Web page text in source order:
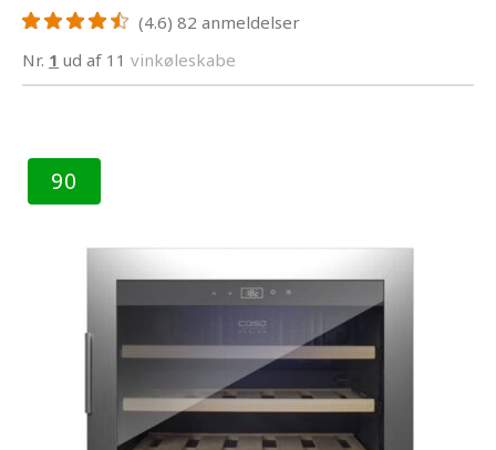
(4.6) 82 anmeldelser
Nr. 1 ud af 11 vinkøleskabe
90